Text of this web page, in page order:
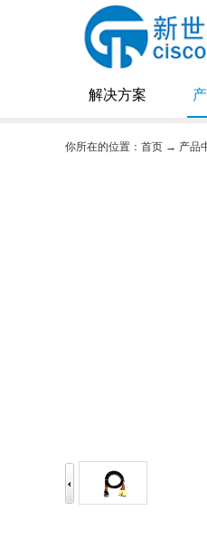
解决方案
你所在的位置： 首页 → 产品